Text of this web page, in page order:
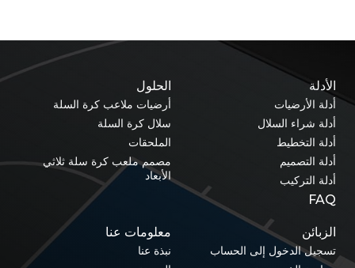
الحلول
أرضيات ملاعب كرة السلة
سلال كرة السلة
الملحقات
مصمم ملعب كرة سلة ثلاثي
الأبعاد
الأدلة
أدلة الأرضيات
أدلة شراء السلال
أدلة التخطيط
أدلة التصميم
أدلة التركيب
FAQ
الزبائن
تسجيل الدخول إلى الحساب
معلومات عنا
نبذة عنا